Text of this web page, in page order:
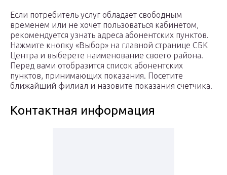
Если потребитель услуг обладает свободным
временем или не хочет пользоваться кабинетом,
рекомендуется узнать адреса абонентских пунктов.
Нажмите кнопку «Выбор» на главной странице СБК
Центра и выберете наименование своего района.
Перед вами отобразится список абонентских
пунктов, принимающих показания. Посетите
ближайший филиал и назовите показания счетчика.
Контактная информация